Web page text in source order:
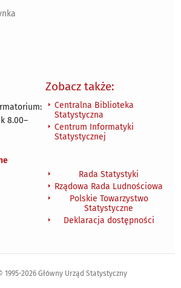
8.00–
Zobacz także:
Centralna Biblioteka
Statystyczna
Centrum Informatyki
Statystycznej
Rada Statystyki
Rządowa Rada Ludnościowa
Polskie Towarzystwo
Statystyczne
Deklaracja dostępności
1995-2026 Główny Urząd Statystyczny